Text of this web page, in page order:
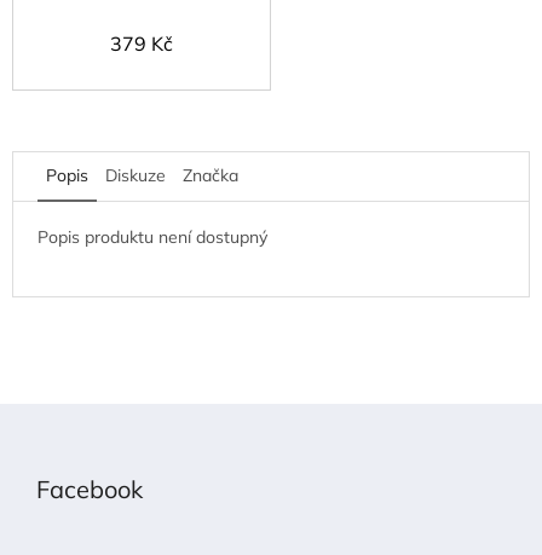
379 Kč
Popis Diskuze Značka
Popis produktu není dostupný
Facebook